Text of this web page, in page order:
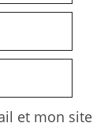
et mon site